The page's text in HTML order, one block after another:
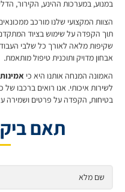
במנוע, במערכות ההינע, הקירור,
הצוות המקצועי שלנו מורכב
תוך הקפדה על שימוש בציוד המתקדם
שקיפות מלאה לאורך כל שלבי
אבחון מדויק ותוכנית טיפול מותאמת.
האמונה המנחה אותנו היא כי
לשירות איכותי. אנו רואים ברכבו
בטיחות, הקפדה על פרטים ושמירה
תאם